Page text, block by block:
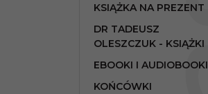
KSIĄŻKA NA PREZENT
DR TADEUSZ
OLESZCZUK - KSIĄŻKI
EBOOKI I AUDIOBOOKI
KOŃCÓWKI